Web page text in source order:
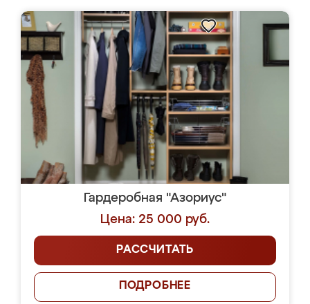
Гардеробная "Азориус"
Цена: 25 000 руб.
РАССЧИТАТЬ
ПОДРОБНЕЕ